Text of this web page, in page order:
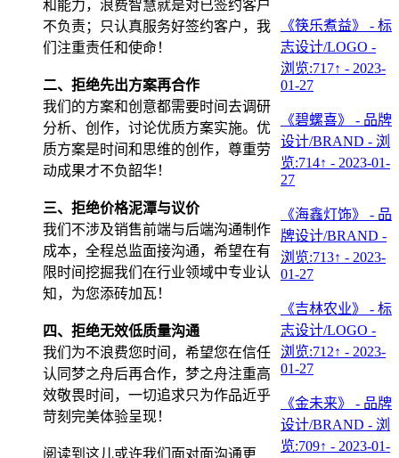
和能力，浪费智慧就是对已签约客户
不负责；只认真服务好签约客户，我
们注重责任和使命！
二、拒绝先出方案再合作
我们的方案和创意都需要时间去调研
分析、创作，讨论优质方案实施。优
质方案是时间和思维的创作，尊重劳
动成果才不负韶华！
三、拒绝价格泥潭与议价
我们不涉及销售前端与后端沟通制作
成本，全程总监面接沟通，希望在有
限时间挖掘我们在行业领域中专业认
知，为您添砖加瓦！
四、拒绝无效低质量沟通
我们为不浪费您时间，希望您在信任
认同梦之舟后再合作，梦之舟注重高
效敬畏时间，一切追求只为作品近乎
苛刻完美体验呈现！
阅读到这儿或许我们面对面沟通更
《筷乐煮益》 - 标
志设计/LOGO -
浏览:717↑ - 2023-
01-27
《碧螺喜》 - 品牌
设计/BRAND - 浏
览:714↑ - 2023-01-
27
《海鑫灯饰》 - 品
牌设计/BRAND -
浏览:713↑ - 2023-
01-27
《吉林农业》 - 标
志设计/LOGO -
浏览:712↑ - 2023-
01-27
《金未来》 - 品牌
设计/BRAND - 浏
览:709↑ - 2023-01-